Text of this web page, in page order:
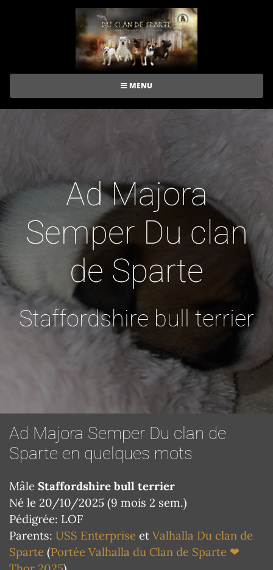
MENU
Ad Majora
Semper Du clan
de Sparte
Staffordshire bull terrier
Ad Majora Semper Du clan de
Sparte en quelques mots
Mâle Staffordshire bull terrier
Né le 20/10/2025 (9 mois 2 sem.)
Pédigrée: LOF
Parents: USS Enterprise et Valhalla Du clan de
Sparte (Portée Valhalla du Clan de Sparte ❤